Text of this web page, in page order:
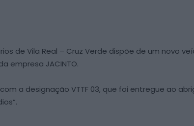
de Vila Real – Cruz Verde dispõe de um novo
empresa JACINTO.
a designação VTTF 03, que foi entregue ao